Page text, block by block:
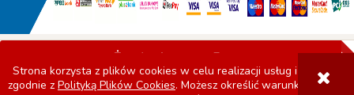
Strona korzysta z plików cookies w celu realizacji usług i
zgodnie z Polityką Plików Cookies. Możesz określić warunki
POKAŻ PEŁNĄ WERSJĘ STRONY
Sklep internetowy Shoper.pl